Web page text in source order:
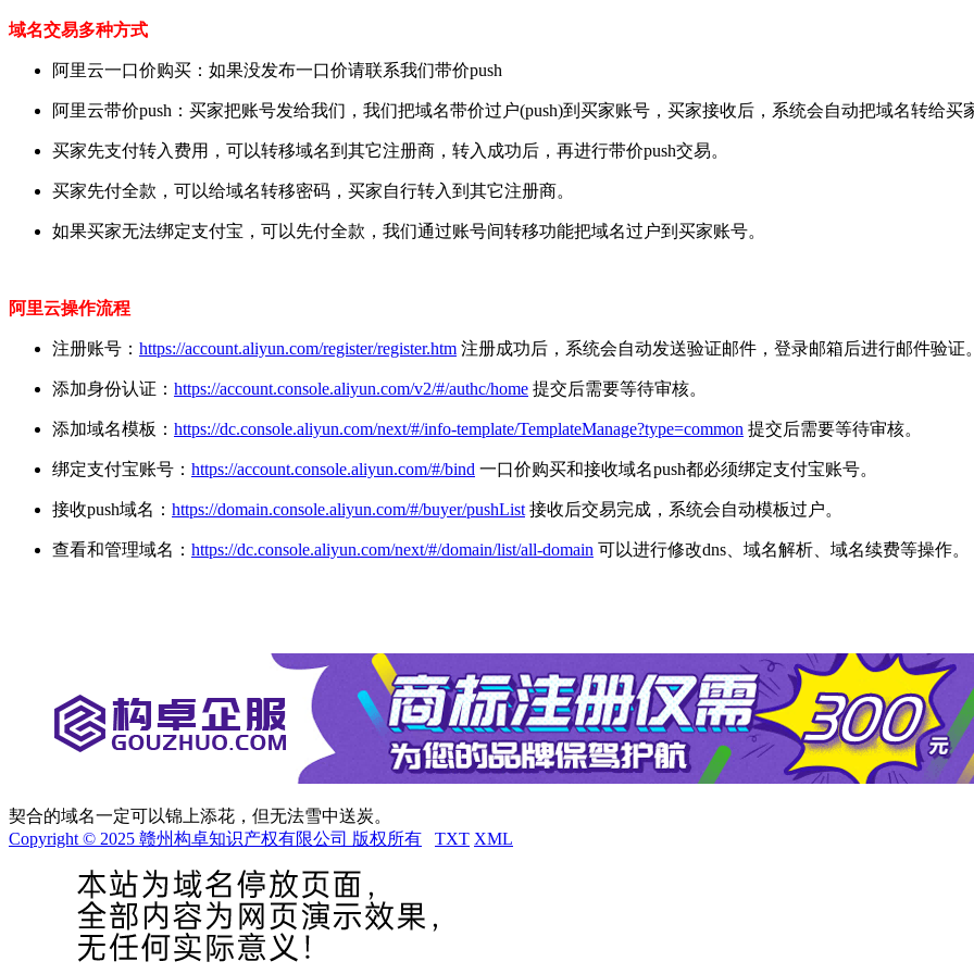
域名交易多种方式
阿里云一口价购买：如果没发布一口价请联系我们带价push
阿里云带价push：买家把账号发给我们，我们把域名带价过户(push)到买家账号，买家接收后，系统会自动把域名转给买
买家先支付转入费用，可以转移域名到其它注册商，转入成功后，再进行带价push交易。
买家先付全款，可以给域名转移密码，买家自行转入到其它注册商。
如果买家无法绑定支付宝，可以先付全款，我们通过账号间转移功能把域名过户到买家账号。
阿里云操作流程
注册账号： https://account.aliyun.com/register/register.htm 注册成功后，系统会自动发送验证邮件，登录邮箱后进行邮件验证
添加身份认证： https://account.console.aliyun.com/v2/#/authc/home 提交后需要等待审核。
添加域名模板： https://dc.console.aliyun.com/next/#/info-template/TemplateManage?type=common 提交后需要等待审核。
绑定支付宝账号： https://account.console.aliyun.com/#/bind 一口价购买和接收域名push都必须绑定支付宝账号。
接收push域名： https://domain.console.aliyun.com/#/buyer/pushList 接收后交易完成，系统会自动模板过户。
查看和管理域名： https://dc.console.aliyun.com/next/#/domain/list/all-domain 可以进行修改dns、域名解析、域名续费等操作。
契合的域名一定可以锦上添花，但无法雪中送炭。
Copyright © 2025 赣州构卓知识产权有限公司 版权所有
TXT XML